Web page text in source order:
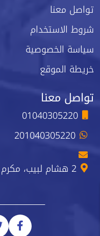
تواصل معنا
شروط الاستخدام
سياسة الخصوصية
خريطة الموقع
تواصل معنا
01040305220
201040305220
2 هشام لبيب، مكرم عبيد، مدينة نصر